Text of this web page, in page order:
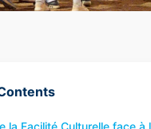
la Facilité Culturelle face à